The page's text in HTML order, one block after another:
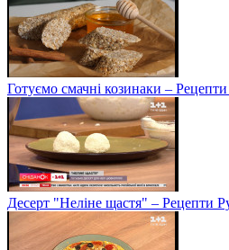
Готуємо смачні козинаки –
Десерт "Неліне щастя" – Рецепти